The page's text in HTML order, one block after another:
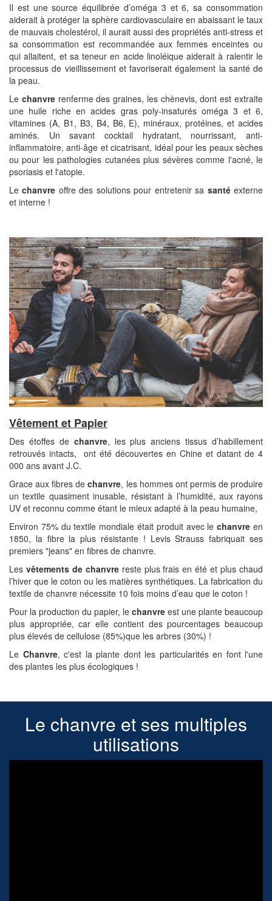
Il est une source équilibrée d’oméga 3 et 6, sa consommation
aiderait à protéger la sphère cardiovasculaire en abaissant le taux
de mauvais cholestérol, il aurait aussi des propriétés anti-stress et
sa consommation est recommandée aux femmes enceintes ou
qui allaitent, et sa teneur en acide linoléique aiderait à ralentir le
processus de vieillissement et favoriserait également la santé de
la peau.
Le chanvre renferme des graines, les chènevis, dont est extraite
une huile riche en acides gras poly-insaturés oméga 3 et 6,
vitamines (A, B1, B3, B4, B6, E), minéraux, protéines, et acides
aminés. Un savant cocktail hydratant, nourrissant, anti-
inflammatoire, anti-âge et cicatrisant, idéal pour les peaux sèches
ou pour les pathologies cutanées plus sévères comme l'acné, le
psoriasis et l'atopie.
Lechanvre offre des solutions pour entretenir sa santéexterne
et interne !
Vêtement et Papier
Des étoffes de chanvre, les plus anciens tissus d’habillement
retrouvés intacts, ont été découvertes en Chine et datant de 4
000 ans avant J.C.
Grace aux fibres dechanvre, les hommes ont permis de produire
un textile quasiment inusable, résistant à l’humidité, aux rayons
UV et reconnu comme étant le mieux adapté à la peau humaine,
Environ 75% du textile mondiale était produit avec lechanvre en
1850, la fibre la plus résistante ! Levis Strauss fabriquait ses
premiers "jeans" en fibres de chanvre.
Les vêtements de chanvrereste plus frais en été et plus chaud
l’hiver que le coton ou les matières synthétiques. La fabrication du
textile de chanvre nécessite 10 fois moins d’eau que le coton !
Pour la production du papier, le chanvre est une plante beaucoup
plus appropriée, car elle contient des pourcentages beaucoup
plus élevés de cellulose (85%)que les arbres (30%) !
Le Chanvre, c'est la plante dont les particularités en font l'une
des plantes les plus écologiques !
Le chanvre et ses multiples
utilisations